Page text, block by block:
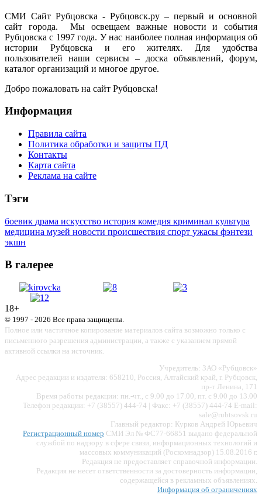
СМИ Сайт Рубцовска - Рубцовск.ру – первый и основной
сайт города. Мы освещаем важные новости и события
Рубцовска с 1997 года. У нас наиболее полная информация об
истории Рубцовска и его жителях. Для удобства
пользователей наши сервисы – доска объявлений, форум,
каталог организаций и многое другое.
Добро пожаловать на сайт Рубцовска!
Информация
Правила сайта
Политика обработки и защиты ПД
Контакты
Карта сайта
Реклама на сайте
Тэги
боевик драма искусство история комедия криминал культура
медицина музей новости происшествия спорт ужасы фэнтези
экшн
В галерее
18+
© 1997 - 2026 Все права защищены.
Полное или частичное копирование материалов сайта возможно только с
письменного разрешения администрации, а также с указанием прямой
активной ссылки на источник.
Учредитель: ЗАО «Рубцовск»
Адрес редакции и издателя: 658210, Россия, Алтайский край, г. Рубцовск,
пр-т Ленина, 171
Время работы редакции: пн.-чт., с 9.00 до 17.00, пт. с 9.00 до 13.00
Телефон редакции: +7 (38557) 444-74 | Факс: +7 (38557) 444-74 E-mail:
sale@rubtsovsk.ru
Главный редактор: Курков Андрей Юрьевич
Регистрационный номер СМИ Эл № ФС77-66851 выдано федеральной
службой по надзору в сфере связи, информационных технологий и
массовых коммуникаций (Роскомнадзор) 15.08.2016 г.
Редакция не предоставляет справочной информации.
Редакция не несет ответственности за достоверность информации,
содержащейся в рекламных объявлениях.
Информация об ограничениях